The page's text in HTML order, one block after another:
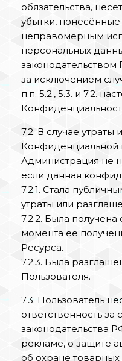
обязательства,
убытки,
неправомерным
персональных
за исключением
п.п. 5.2., 5.3. и 7.2.
7.2. В случае утраты
Администрация не
если данная
7.2.1. Стала
утраты или
7.2.2. Была
момента её
Ресурса.
7.2.3. Была
Пользователя.
7.3. Пользователь
ответственность
законодательства
рекламе, о защите
об охране товарных